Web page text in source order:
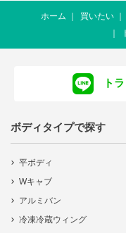
ホーム 買いたい
ト
ボディタイプで探す
平ボディ
Wキャブ
アルミバン
冷凍冷蔵ウィング